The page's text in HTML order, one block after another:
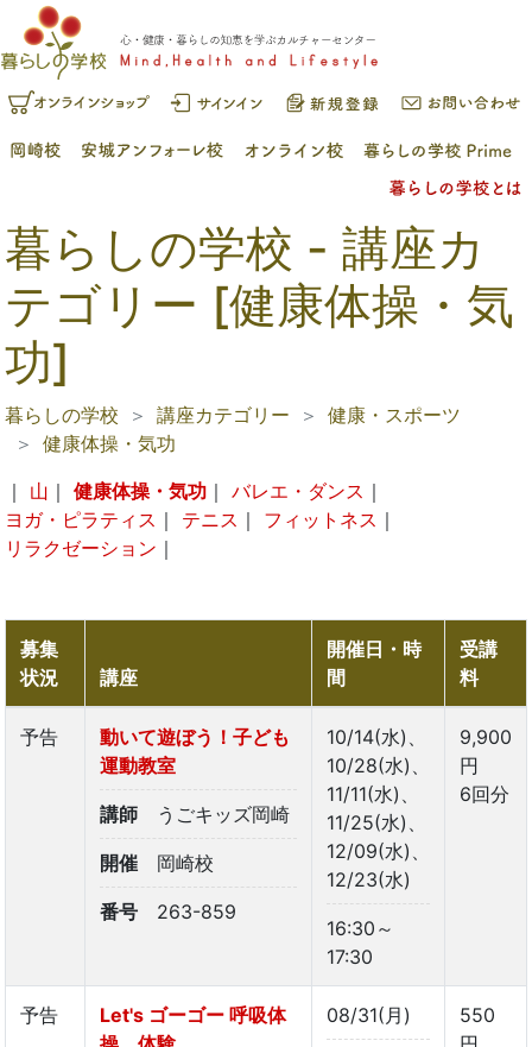
暮らしの学校 - 講座カ
テゴリー [健康体操・気
功]
暮らしの学校 講座カテゴリー
健康・スポーツ
健康体操・気功
｜ 山 ｜ 健康体操・気功 ｜ バレエ・ダンス ｜
ヨガ・ピラティス ｜ テニス ｜ フィットネス ｜
リラクゼーション ｜
募集
状況
講座
開催日・時
間
受講
料
予告
動いて遊ぼう！子ども
運動教室
講師 うごキッズ岡崎
開催 岡崎校
番号 263-859
10/14(水)、
10/28(水)、
11/11(水)、
11/25(水)、
12/09(水)、
12/23(水)
16:30～
17:30
9,900
円
6回分
予告
Let's ゴーゴー 呼吸体
08/31(月)
550